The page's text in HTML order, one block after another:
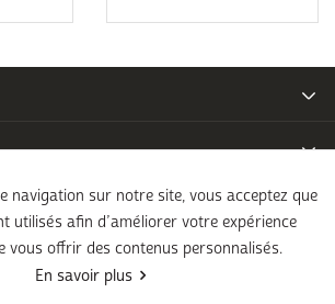
navigation sur notre site, vous acceptez que
utilisés afin d’améliorer votre expérience
vous offrir des contenus personnalisés.
En savoir plus